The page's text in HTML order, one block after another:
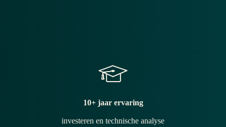
10+ jaar ervaring
investeren en technische analyse